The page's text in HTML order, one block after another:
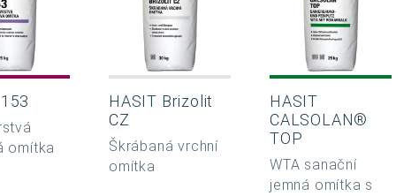
omítka
HASIT Brizolit
CZ
Škrábaná vrchní
omítka
HASIT
CALSOLAN®
TOP
WTA sanační
jemná omítka s